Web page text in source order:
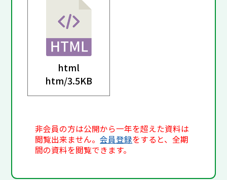
html
htm/3.5KB
非会員の方は公開から一年を超えた資料は
閲覧出来ません。会員登録をすると、全期
間の資料を閲覧できます。